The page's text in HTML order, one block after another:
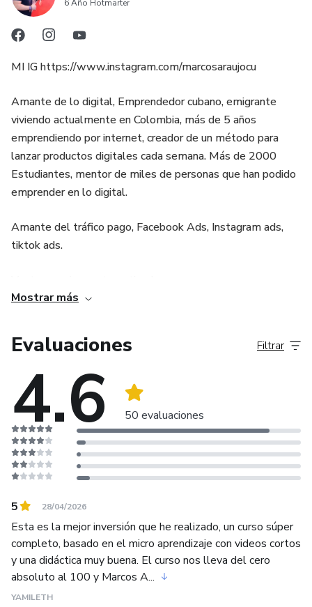
6 Año Hotmarter
MI IG https://www.instagram.com/marcosaraujocu
Amante de lo digital, Emprendedor cubano, emigrante
viviendo actualmente en Colombia, más de 5 años
emprendiendo por internet, creador de un método para
lanzar productos digitales cada semana. Más de 2000
Estudiantes, mentor de miles de personas que han podido
emprender en lo digital.
Amante del tráfico pago, Facebook Ads, Instagram ads,
tiktok ads.
mundo digital
Mostrar más
Evaluaciones
4.6 50 evaluaciones
Filtrar
5 28/04/2026
Esta es la mejor inversión que he realizado, un curso súper
completo, basado en el micro aprendizaje con videos cortos
y una didáctica muy buena. El curso nos lleva del cero
absoluto al 100 y Marcos A...
YAMILETH